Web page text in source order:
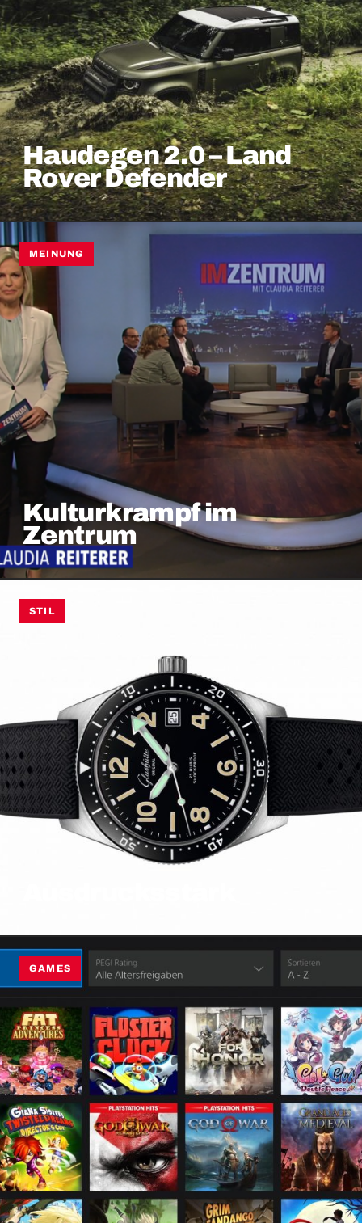
Haudegen 2.0 – Land
Rover Defender
MEINUNG
Kulturkrampf im
Zentrum
STIL
GAMES